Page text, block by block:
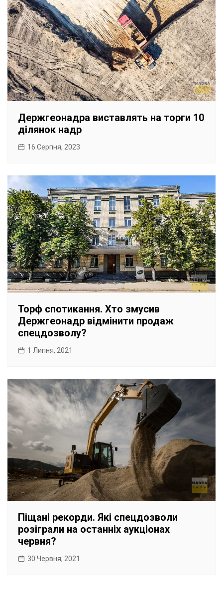
Держгеонадра виставлять на торги 10
ділянок надр
16 Серпня, 2023
Торф спотикання. Хто змусив
Держгеонадр відмінити продаж
спецдозволу?
1 Липня, 2021
Піщані рекорди. Які спецдозволи
розіграли на останніх аукціонах
червня?
30 Червня, 2021